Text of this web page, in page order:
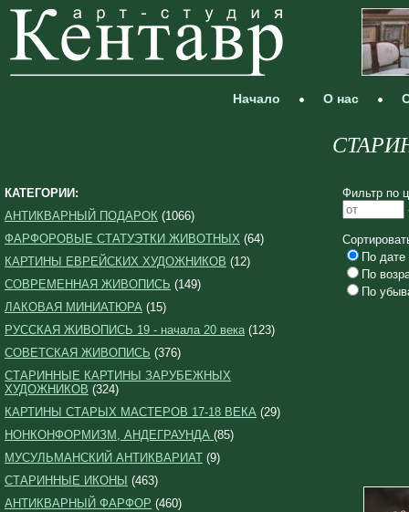
Начало О нас
КАТЕГОРИИ:
АНТИКВАРНЫЙ ПОДАРОК (1066)
ФАРФОРОВЫЕ СТАТУЭТКИ ЖИВОТНЫХ (64)
КАРТИНЫ ЕВРЕЙСКИХ ХУДОЖНИКОВ (12)
СОВРЕМЕННАЯ ЖИВОПИСЬ (149)
ЛАКОВАЯ МИНИАТЮРА (15)
РУССКАЯ ЖИВОПИСЬ 19 - начала 20 века(123)
СОВЕТСКАЯ ЖИВОПИСЬ (376)
СТАРИННЫЕ КАРТИНЫ ЗАРУБЕЖНЫХ
ХУДОЖНИКОВ (324)
КАРТИНЫ СТАРЫХ МАСТЕРОВ 17-18 ВЕКА (29)
НОНКОНФОРМИЗМ, АНДЕГРАУНДА (85)
МУСУЛЬМАНСКИЙ АНТИКВАРИАТ (9)
СТАРИННЫЕ ИКОНЫ (463)
АНТИКВАРНЫЙ ФАРФОР (460)
Фильтр по
По дате
По
По